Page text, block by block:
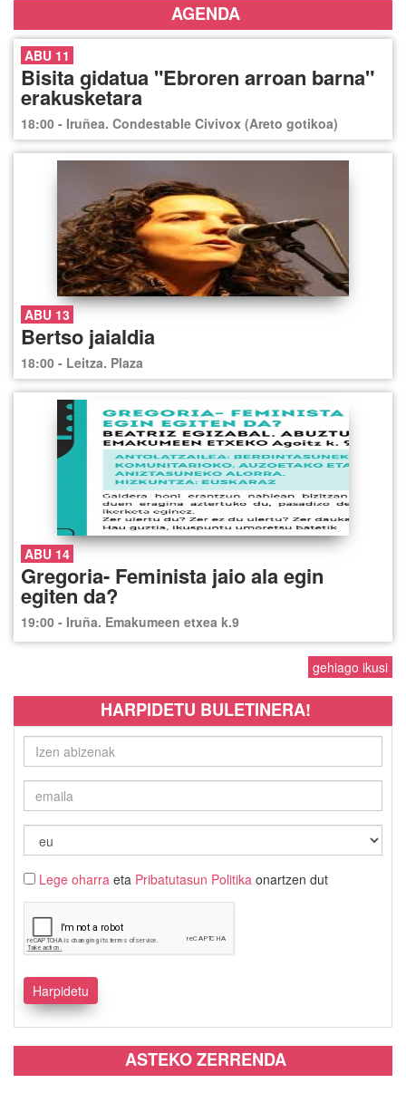
AGENDA
ABU 11
Bisita gidatua "Ebroren arroan barna"
erakusketara
18:00 - Iruñea. Condestable Civivox (Areto gotikoa)
ABU 13
Bertso jaialdia
18:00 - Leitza. Plaza
ABU 14
Gregoria- Feminista jaio ala egin
egiten da?
19:00 - Iruña. Emakumeen etxea k.9
gehiago ikusi
HARPIDETU BULETINERA!
Lege oharra eta Pribatutasun Politika onartzen dut
ASTEKO ZERRENDA